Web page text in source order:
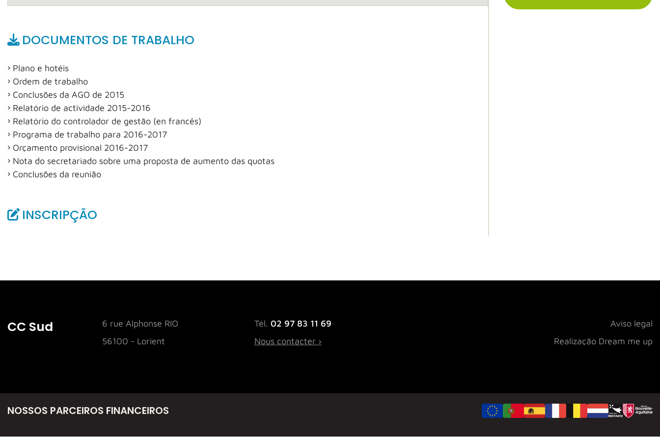
DOCUMENTOS DE TRABALHO
Plano e hotéis
Ordem de trabalho
Conclusões da AGO de 2015
Relatório de actividade 2015-2016
Relatório do controlador de gestão (en francês)
Programa de trabalho para 2016-2017
Orçamento provisional 2016-2017
Nota do secretariado sobre uma proposta de aumento das quotas
Conclusões da reunião
INSCRIPÇÃO
CC Sud
6 rue Alphonse RIO
56100 - Lorient
Tél. 02 97 83 11 69
Nous contacter ›
Aviso legal
Realização Dream me up
NOSSOS PARCEIROS FINANCEIROS